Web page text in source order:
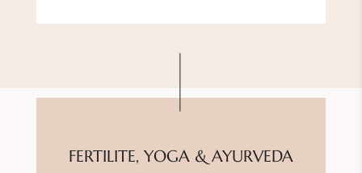
FERTILITE, YOGA & AYURVEDA